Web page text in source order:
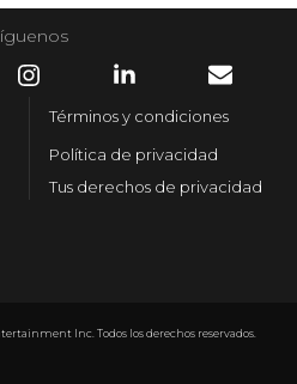
Inc. Todos los derechos reservados.
Términos y condiciones
Política de privacidad
Tus derechos de privacidad